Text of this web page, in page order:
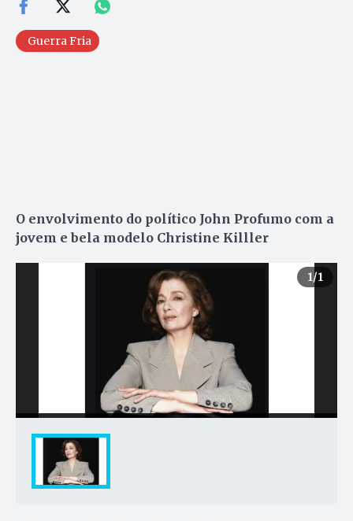
Guerra Fria
O envolvimento do político John Profumo com a
jovem e bela modelo Christine Killler
1/1